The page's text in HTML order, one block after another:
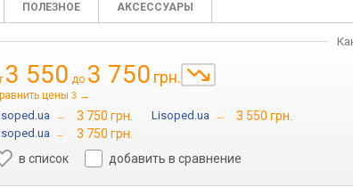
ПОЛЕЗНОЕ АКСЕССУАРЫ
3 550 до 3 750 грн.
цены 3 →
→ 3 750 грн. Lisoped.ua → 3 550 грн.
→
3 750 грн.
в список
добавить в сравнение